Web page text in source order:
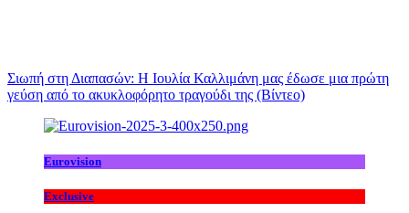
Σιωπή στη Διαπασών: Η Ιουλία Καλλιμάνη μας έδωσε μια πρώτη
γεύση από το ακυκλοφόρητο τραγούδι της (Βίντεο)
Eurovision
Exclusive